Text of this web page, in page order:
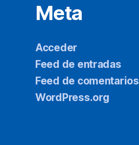
Meta
Acceder
Feed de entradas
Feed de comentarios
WordPress.org